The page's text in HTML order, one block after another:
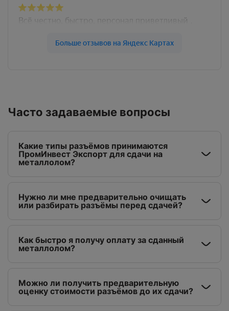
Часто задаваемые вопросы
Какие типы разъёмов принимаются
ПромИнвест Экспорт для сдачи на
металлолом?
Нужно ли мне предварительно очищать
или разбирать разъёмы перед сдачей?
Как быстро я получу оплату за сданный
металлолом?
Можно ли получить предварительную
оценку стоимости разъёмов до их сдачи?